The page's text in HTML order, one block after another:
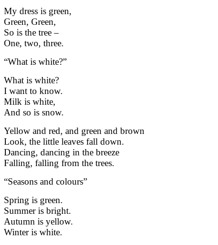
My dress is green,
Green, Green,
So is the tree –
One, two, three.
“What is white?”
What is white?
I want to know.
Milk is white,
And so is snow.
Yellow and red, and green and brown
Look, the little leaves fall down.
Dancing, dancing in the breeze
Falling, falling from the trees.
“Seasons and colours”
Spring is green.
Summer is bright.
Autumn is yellow.
Winter is white.